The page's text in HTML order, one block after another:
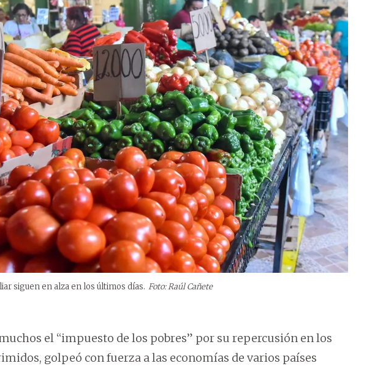
siguen en alza en los últimos días. Foto: Raúl Cañete
el “impuesto de los pobres” por su repercusión en los
golpeó con fuerza a las economías de varios países